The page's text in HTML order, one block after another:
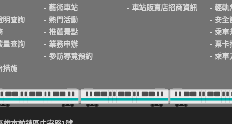
明查詢
量查詢
措施
藝術車站
熱門活動
推薦景點
業務申辦
參訪導覽預約
車站販賣店招商資訊
輕軌
安全
乘車
票卡
乘車